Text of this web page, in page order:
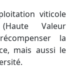
viticole
Valeur
la
mais aussi le